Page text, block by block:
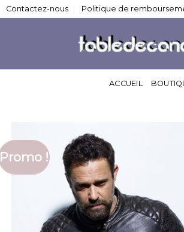
Contactez-nous Politique de
ACCUEIL
Promo !